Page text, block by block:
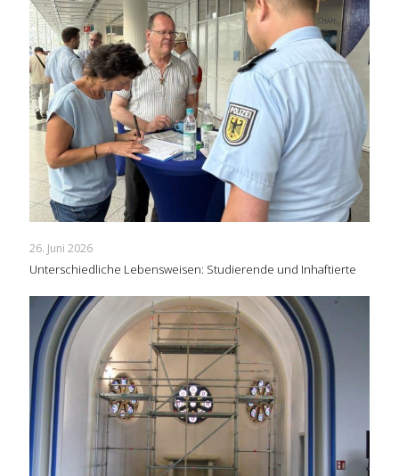
26. Juni 2026
Unterschiedliche Lebensweisen: Studierende und Inhaftierte